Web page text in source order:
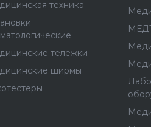
техника
тележки
ширмы